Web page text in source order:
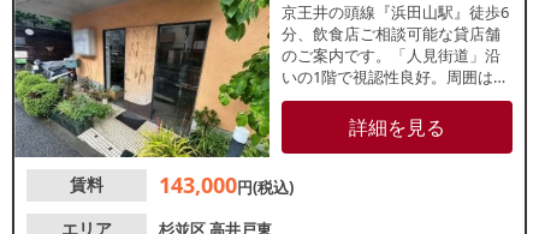
京王井の頭線『浜田山駅』徒歩6
分、飲食店ご相談可能な貸店舗
のご案内です。「人見街道」沿
いの1階で視認性良好。周囲は閑
静な住宅街で、同じビルにはタ
クシー会社の事務所が入ってい
ます。前テナントは美容院。飲
が、物販、クリニックなどにも
詳細を見る
賃料 143,000円(税込)
エリア
杉並区高井戸東